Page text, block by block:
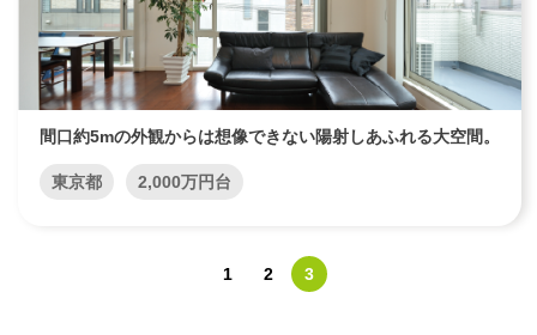
間口約5mの外観からは想像できない陽射しあふれる大空間。
東京都 2,000万円台
1 2 3